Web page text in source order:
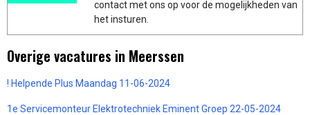
contact met ons op voor de mogelijkheden van
het insturen.
Overige vacatures in Meerssen
! Helpende Plus Maandag 11-06-2024
1e Servicemonteur Elektrotechniek Eminent Groep 22-05-2024